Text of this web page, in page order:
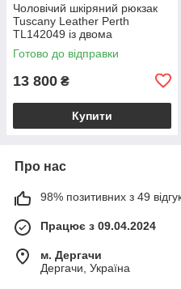
Чоловічий шкіряний рюкзак
Tuscany Leather Perth
TL142049 із двома
відділеннями на блискавці,
темно-коричневий
Готово до відправки
13 800 ₴
Купити
Про нас
98% позитивних з 49
Працює з 09.04.2024
м. Дергачи
Дергачи, Україна